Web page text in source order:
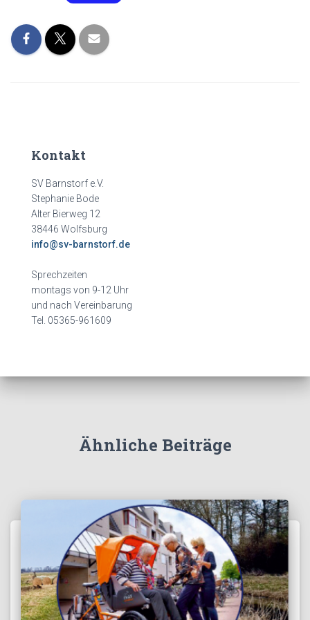
Kontakt
SV Barnstorf e.V.
Stephanie Bode
Alter Bierweg 12
38446 Wolfsburg
info@sv-barnstorf.de
Sprechzeiten
montags von 9-12 Uhr
und nach Vereinbarung
Tel. 05365-961609
Ähnliche Beiträge